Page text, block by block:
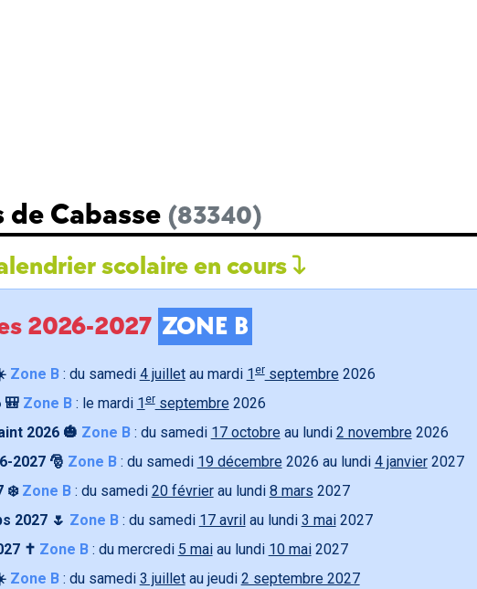
de Cabasse (83340)
scolaire en cours
2026-2027 ZONE B
Zone B: du samedi 4 juilletau mardi 1 erseptembre 2026
🎒 Zone B: le mardi 1erseptembre 2026
2026 🎃 Zone B: du samedi 17 octobre au lundi 2 novembre 2026
2027 🎅 Zone B: du samedi 19 décembre 2026 au lundi 4 janvier2027
❄️ Zone B: du samedi 20 févrierau lundi 8 mars 2027
2027 🌷 Zone B: du samedi 17 avril au lundi 3 mai2027
✝️ Zone B: du mercredi 5 maiau lundi 10 mai2027
Zone B: du samedi 3 juilletau jeudi 2 septembre 2027